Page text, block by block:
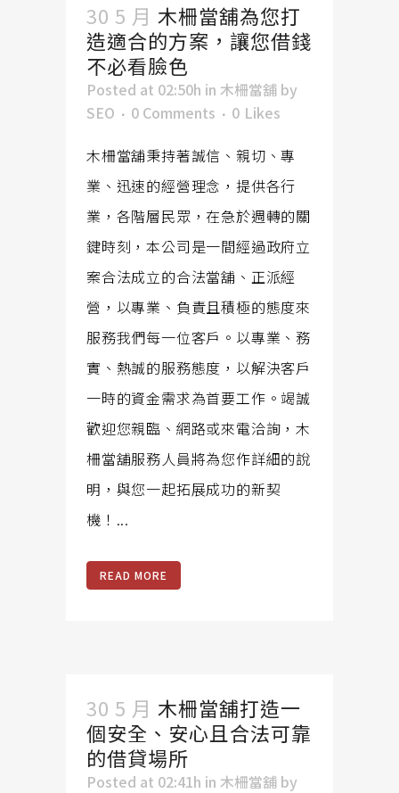
30 5 月 木柵當舖為您打
造適合的方案，讓您借錢
不必看臉色
Posted at 02:50h in 木柵當舖 by
SEO
0 Comments 0 Likes
木柵當舖秉持著誠信、親切、專
業、迅速的經營理念，提供各行
業，各階層民眾，在急於週轉的關
鍵時刻，本公司是一間經過政府立
案合法成立的合法當舖、正派經
營，以專業、負責且積極的態度來
服務我們每一位客戶。以專業、務
實、熱誠的服務態度，以解決客戶
一時的資金需求為首要工作。竭誠
歡迎您親臨、網路或來電洽詢，木
柵當舖服務人員將為您作詳細的說
明，與您一起拓展成功的新契
機！...
READ MORE
30 5 月 木柵當舖打造一
個安全、安心且合法可靠
的借貸場所
Posted at 02:41h in 木柵當舖 by